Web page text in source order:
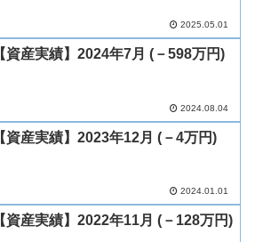
2025.05.01
【資産実績】2024年7月 (－598万円)
2024.08.04
【資産実績】2023年12月 (－4万円)
2024.01.01
【資産実績】2022年11月 (－128万円)